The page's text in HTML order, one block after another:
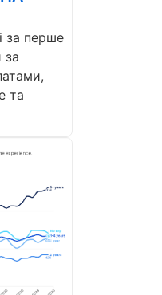
за перше
за
та